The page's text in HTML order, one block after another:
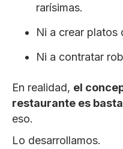
rarísimas.
Ni a crear platos
Ni a contratar
En realidad, el
restaurante es
eso.
Lo desarrollamos.